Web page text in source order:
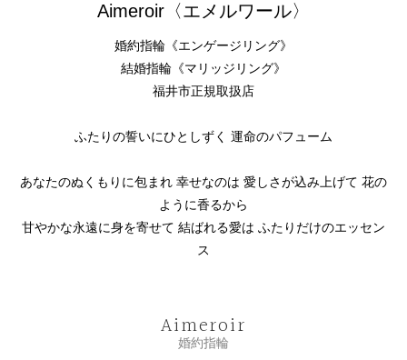
Aimeroir〈エメルワール〉
婚約指輪《エンゲージリング》
結婚指輪《マリッジリング》
福井市正規取扱店
ふたりの誓いにひとしずく 運命のパフューム
あなたのぬくもりに包まれ 幸せなのは 愛しさが込み上げて 花の
ように香るから
甘やかな永遠に身を寄せて 結ばれる愛は ふたりだけのエッセン
ス
Aimeroir
婚約指輪